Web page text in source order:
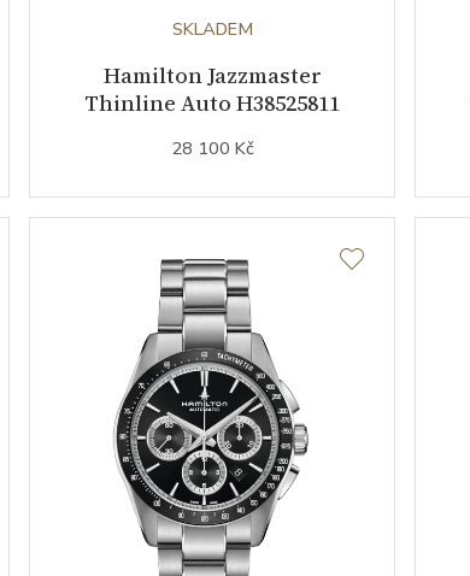
SKLADEM
Hamilton Jazzmaster
Thinline Auto H38525811
28 100 Kč